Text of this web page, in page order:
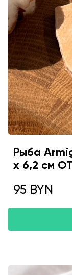
Рыба
х 6,2 см
95 BYN